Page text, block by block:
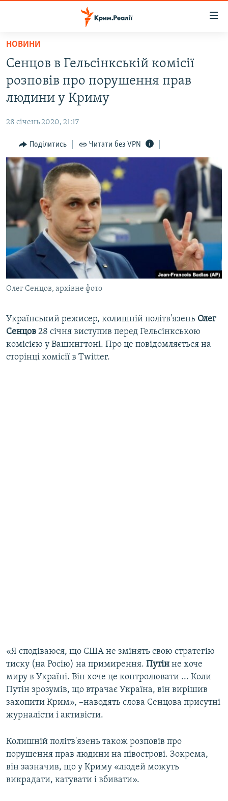
Перейти
основного
матеріалу
Перейти
до
основної
Перейти
до
пошуку
ВОДА.КРИМ
ВІДЕО ТА ФОТО
БЛОГИ
ПОГЛЯД
ІНТЕРВ'Ю
ВСЕ ЗА ДЕНЬ
СПЕЦПРОЕКТИ
ДЕПОРТАЦІЯ
ВІДЕОУРОКИ «ELIFBE»
СВІДЧЕННЯ ОКУПАЦІЇ
УКРАЇНСЬКА ПРОБЛЕМА КРИМУ
ІНФОГРАФІКА
ЯК ОБІЙТИ БЛОКУВАННЯ
Русский
Qırımtatar
ДОЛУЧАЙСЯ!
Усі сайти RFE/RL
НОВИНИ
Сенцов в Гельсінкській комісії
розповів про порушення прав
людини у Криму
28 січень 2020, 21:17
Поділитись Читати без VPN
Олег Сенцов, архівне фото
Український режисер, колишній політв'язень Олег
Сенцов 28 січня виступив перед Гельсінкською
комісією у Вашингтоні. Про це повідомляється на
сторінці комісії в Twitter.
«Я сподіваюся, що США не змінять свою стратегію
тиску (на Росію) на примирення. Путін не хоче
миру в Україні. Він хоче це контролювати ... Коли
Путін зрозумів, що втрачає Україна, він вирішив
захопити Крим», –наводять слова Сенцова присутні
журналісти і активісти.
Колишній політв'язень також розповів про
порушення прав людини на півострові. Зокрема,
він зазначив, що у Криму «людей можуть
викрадати, катувати і вбивати».